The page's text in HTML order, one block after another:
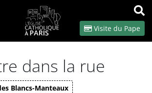
OK
Visite du Pape
dans la rue
Blancs-Manteaux
des cookies